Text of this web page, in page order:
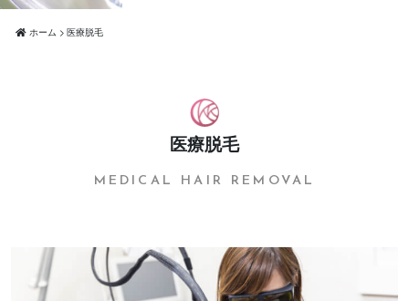
ホーム 医療脱毛
医療脱毛
MEDICAL HAIR REMOVAL